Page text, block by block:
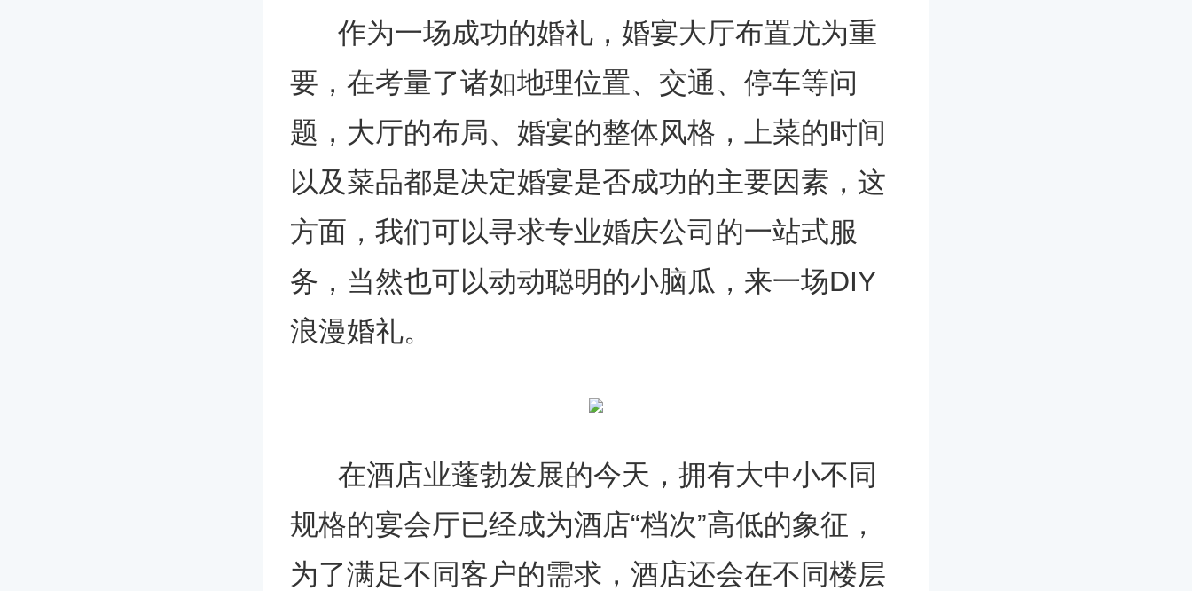
作为一场成功的婚礼，婚宴大厅布置尤为重
要，在考量了诸如地理位置、交通、停车等问
题，大厅的布局、婚宴的整体风格，上菜的时间
以及菜品都是决定婚宴是否成功的主要因素，这
方面，我们可以寻求专业婚庆公司的一站式服
务，当然也可以动动聪明的小脑瓜，来一场DIY
浪漫婚礼。
在酒店业蓬勃发展的今天，拥有大中小不同
规格的宴会厅已经成为酒店“档次”高低的象征，
为了满足不同客户的需求，酒店还会在不同楼层